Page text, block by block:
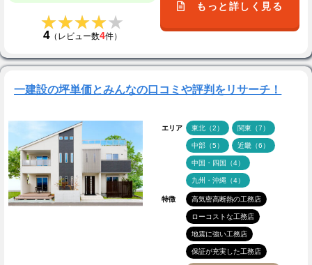
★★★★★
★★★★★
4（レビュー数4件）
もっと詳しく見る
一建設の坪単価とみんなの口コミや評判をリサーチ！
エリア 東北（2） 関東（7）
中部（5） 近畿（6）
中国・四国（4）
九州・沖縄（4）
特徴 高気密高断熱の工務店
ローコストな工務店
地震に強い工務店
保証が充実した工務店